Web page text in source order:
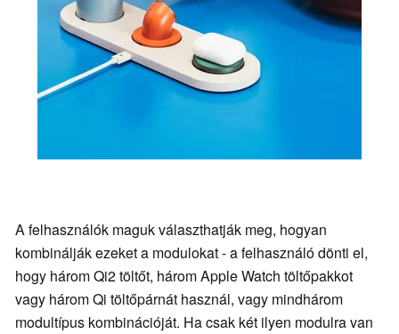
A felhasználók maguk választhatják meg, hogyan
kombinálják ezeket a modulokat - a felhasználó dönti el,
hogy három Qi2 töltőt, három Apple Watch töltőpakkot
vagy három Qi töltőpárnát használ, vagy mindhárom
modultípus kombinációját. Ha csak két ilyen modulra van